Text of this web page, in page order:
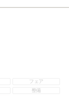
フェア
整備